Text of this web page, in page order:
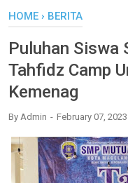
HOME › BERITA
Puluhan Siswa
Tahfidz Camp
Kemenag
By Admin February 07, 2023